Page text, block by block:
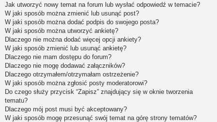
Jak utworzyć nowy temat na forum lub wysłać odpowiedź w temacie?
W jaki sposób można zmienić lub usunąć post?
W jaki sposób można dodać podpis do swojego posta?
W jaki sposób można utworzyć ankietę?
Dlaczego nie można dodać więcej opcji ankiety?
W jaki sposób zmienić lub usunąć ankietę?
Dlaczego nie mam dostępu do forum?
Dlaczego nie mogę dodawać załączników?
Dlaczego otrzymałem/otrzymałam ostrzeżenie?
W jaki sposób można zgłosić posty moderatorowi?
Do czego służy przycisk “Zapisz” znajdujący się w oknie tworzenia
tematu?
Dlaczego mój post musi być akceptowany?
W jaki sposób mogę przesunąć swój temat na górę strony tematów?